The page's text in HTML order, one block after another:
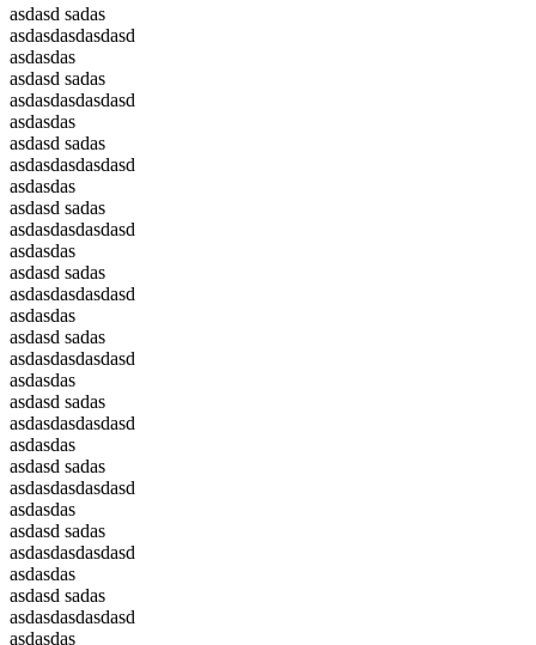
asdasd sadas
asdasdasdasdasd
asdasdas
asdasd sadas
asdasdasdasdasd
asdasdas
asdasd sadas
asdasdasdasdasd
asdasdas
asdasd sadas
asdasdasdasdasd
asdasdas
asdasd sadas
asdasdasdasdasd
asdasdas
asdasd sadas
asdasdasdasdasd
asdasdas
asdasd sadas
asdasdasdasdasd
asdasdas
asdasd sadas
asdasdasdasdasd
asdasdas
asdasd sadas
asdasdasdasdasd
asdasdas
asdasd sadas
asdasdasdasdasd
asdasdas